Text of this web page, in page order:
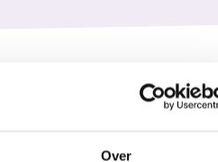
Over
Kaart
Leaflet